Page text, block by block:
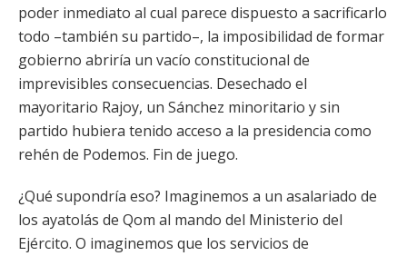
poder inmediato al cual parece dispuesto a sacrificarlo
todo –también su partido–, la imposibilidad de formar
gobierno abriría un vacío constitucional de
imprevisibles consecuencias. Desechado el
mayoritario Rajoy, un Sánchez minoritario y sin
partido hubiera tenido acceso a la presidencia como
rehén de Podemos. Fin de juego.
¿Qué supondría eso? Imaginemos a un asalariado de
los ayatolás de Qom al mando del Ministerio del
Ejército. O imaginemos que los servicios de